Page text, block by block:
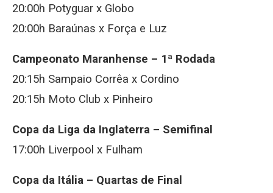
20:00h Potyguar x Globo
20:00h Baraúnas x Força e Luz
Campeonato Maranhense – 1ª Rodada
20:15h Sampaio Corrêa x Cordino
20:15h Moto Club x Pinheiro
Copa da Liga da Inglaterra – Semifinal
17:00h Liverpool x Fulham
Copa da Itália – Quartas de Final